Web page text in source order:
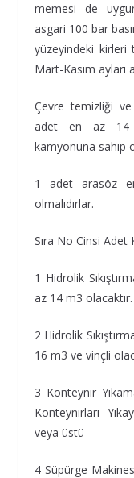
memesi de
asgari 100 bar
yüzeyindeki kirleri
Mart-Kasım ayları
Çevre temizliği ve
adet en az 14
kamyonuna sahip
1 adet arasöz
olmalıdırlar.
Sıra No Cinsi Adet
1 Hidrolik
az 14 m3
2 Hidrolik
16 m3 ve vinçli
3 Konteynır
Konteynırları
veya üstü
4 Süpürge